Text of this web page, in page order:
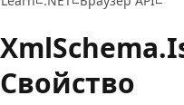
XmlSchema.
Свойство